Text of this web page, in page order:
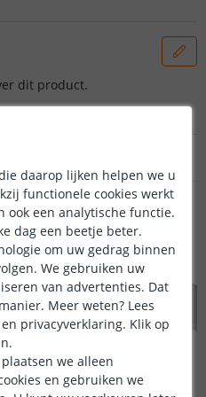
NIEUW
dit product.
daarop lijken helpen we u
functionele cookies werkt
ook een analytische functie.
dag een beetje beter.
om uw gedrag binnen
We gebruiken uw
van advertenties. Dat
Meer weten? Lees
privacyverklaring. Klik op
we alleen
en gebruiken we